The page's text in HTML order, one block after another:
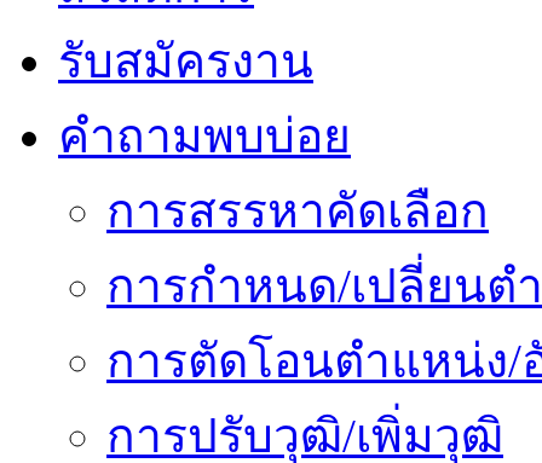
รับสมัครงาน
คำถามพบบ่อย
การสรรหาคัดเลือก
การกำหนด/เปลี่ยนต
การตัดโอนตำแหน่ง/
การปรับวุฒิ/เพิ่มวุฒิ